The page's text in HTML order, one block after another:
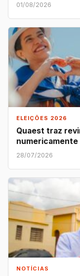
01/08/2026
ELEIÇÕES 2026
Quaest traz
numericamente
28/07/2026
NOTÍCIAS